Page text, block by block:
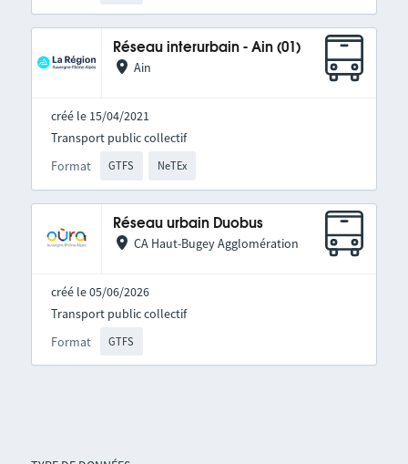
Réseau interurbain - Ain (01)
Ain
créé le 15/04/2021
Format GTFS NeTEx
Transport public collectif
Réseau urbain Duobus
CA Haut-Bugey Agglomération
créé le 05/06/2026
Format GTFS
Transport public collectif